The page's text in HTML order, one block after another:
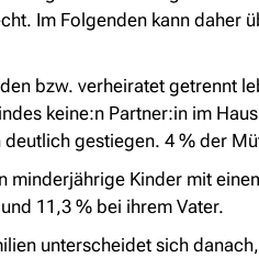
Im Folgenden kann
bzw. verheiratet getrennt
keine:n Partner:in im
gestiegen. 4 % der
minderjährige Kinder mit
11,3 % bei ihrem Vater.
unterscheidet sich